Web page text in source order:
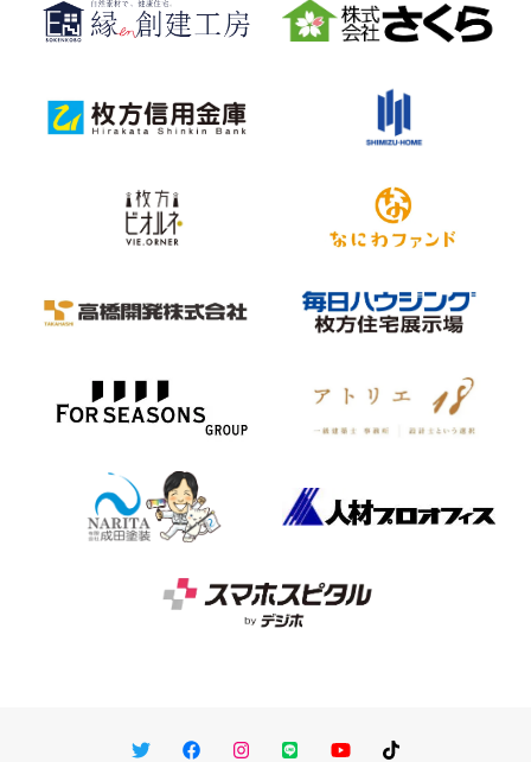
TwitterFacebookInstagram
LINE You TubeTikTok